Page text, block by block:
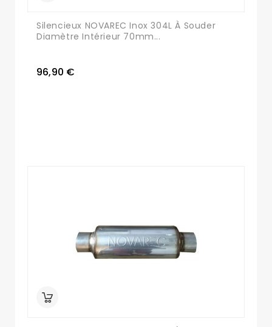
Silencieux NOVAREC Inox 304L À Souder
Diamètre Intérieur 70mm...
96,90 €